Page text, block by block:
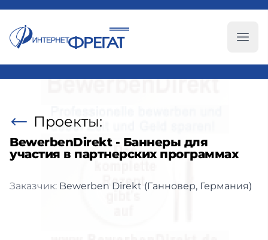
Проекты:
BewerbenDirekt - Баннеры для
участия в партнерских программах
Заказчик: Bewerben Direkt (Ганновер, Германия)